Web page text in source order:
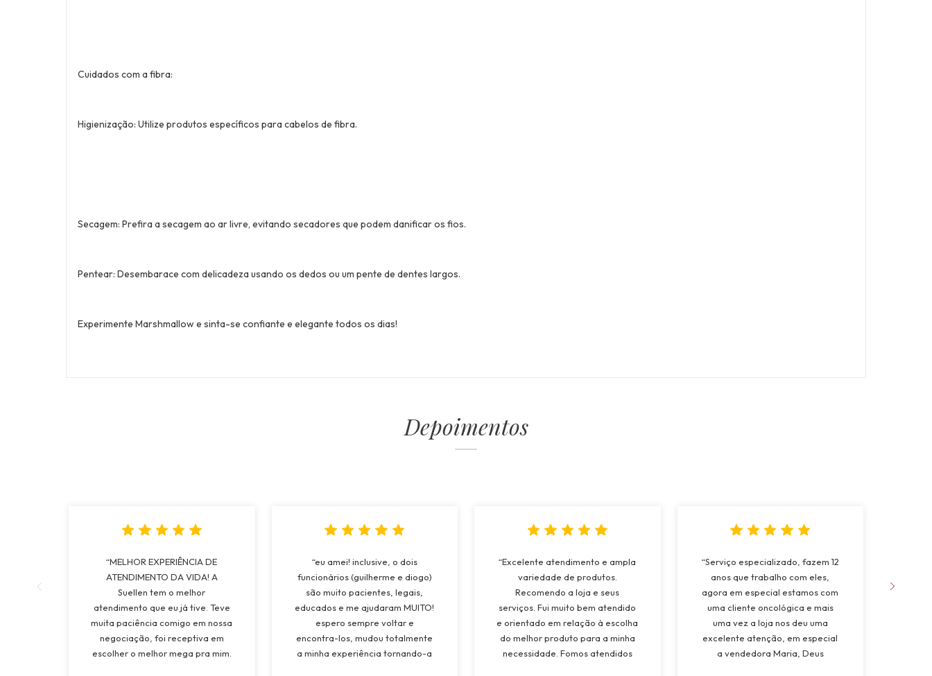
Cuidados com a fibra:
Higienização: Utilize produtos específicos para cabelos de fibra.
Secagem: Prefira a secagem ao ar livre, evitando secadores que podem danificar os fios.
Pentear: Desembarace com delicadeza usando os dedos ou um pente de dentes largos.
Experimente Marshmallow e sinta-se confiante e elegante todos os dias!
Depoimentos
“MELHOR EXPERIÊNCIA DE
ATENDIMENTO DA VIDA! A
Suellen tem o melhor
atendimento que eu já tive. Teve
muita paciência comigo em nossa
negociação, foi receptiva em
escolher o melhor mega pra mim.
“eu amei! inclusive, o dois
funcionários (guilherme e diogo)
são muito pacientes, legais,
educados e me ajudaram MUITO!
espero sempre voltar e
encontra-los, mudou totalmente
a minha experiência tornando-a
“Excelente atendimento e ampla
variedade de produtos.
Recomendo a loja e seus
serviços. Fui muito bem atendido
e orientado em relação à escolha
do melhor produto para a minha
necessidade. Fomos atendidos
“Serviço especializado, fazem 12
anos que trabalho com eles,
agora em especial estamos com
uma cliente oncológica e mais
uma vez a loja nos deu uma
excelente atenção, em especial
a vendedora Maria, Deus